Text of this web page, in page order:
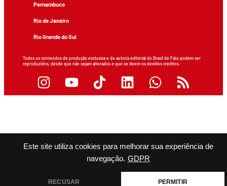
Este site utiliza cookies para melhorar sua experiência de
navegação. GDPR
RECUSAR PERMITIR
Pernambuco
Rio de Janeiro
Rio Grande do Sul
Todos os conteúdos de produção exclusiva e de autoria editorial do Brasil de Fato podem ser
reproduzidos, desde que não sejam alterados e que se deem os devidos créditos.